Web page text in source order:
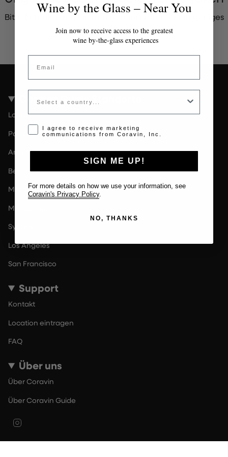
Bitte kontaktieren Sie den Administrator für ein gültiges
Token.
Coravin Guide Standorte
London
Paris
Amsterdam
Berlin
Milan
Melbourne
Sydney
Los Angeles
San Francisco
Support
Kontakt
Location eintragen
FAQ
Über uns
Über Coravin
Über Coravin Guide
Wine by the Glass – Near You
Join now to receive access to the greatest
wine by-the-glass experiences
Email
Country
Opt-in disclaimer
I agree to receive marketing
communications from Coravin, Inc.
SIGN ME UP!
For more details on how we use your information, see
Coravin's Privacy Policy
NO, THANKS